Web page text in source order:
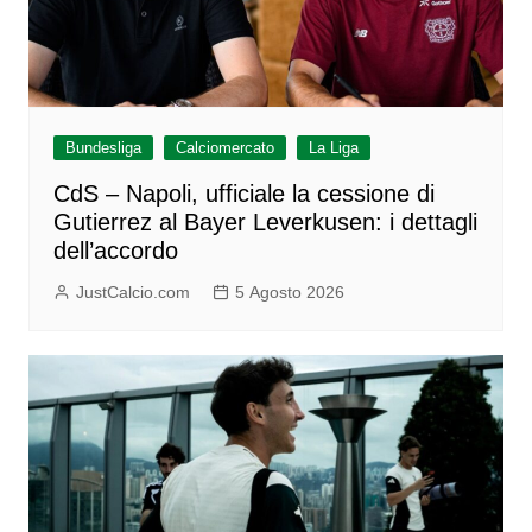
Bundesliga Calciomercato La Liga
CdS – Napoli, ufficiale la cessione di
Gutierrez al Bayer Leverkusen: i dettagli
dell’accordo
JustCalcio.com 5 Agosto 2026